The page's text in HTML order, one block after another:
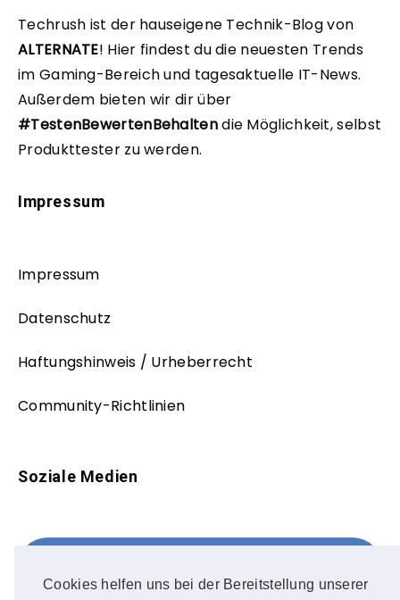
Cookies helfen uns bei der Bereitstellung unserer
Techrush ist der hauseigene Technik-Blog von
ALTERNATE! Hier findest du die neuesten Trends
im Gaming-Bereich und tagesaktuelle IT-News.
Außerdem bieten wir dir über
#TestenBewertenBehaltendie Möglichkeit, selbst
Produkttester zu werden.
Impressum
Impressum
Datenschutz
Haftungshinweis / Urheberrecht
Community-Richtlinien
Soziale Medien
FOLLOW ME!